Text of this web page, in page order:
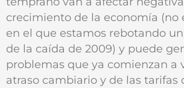
crecimiento de la economía (no
en el que estamos rebotando
de la caída de 2009) y puede
problemas que ya comienzan a
atraso cambiario y de las tarifas